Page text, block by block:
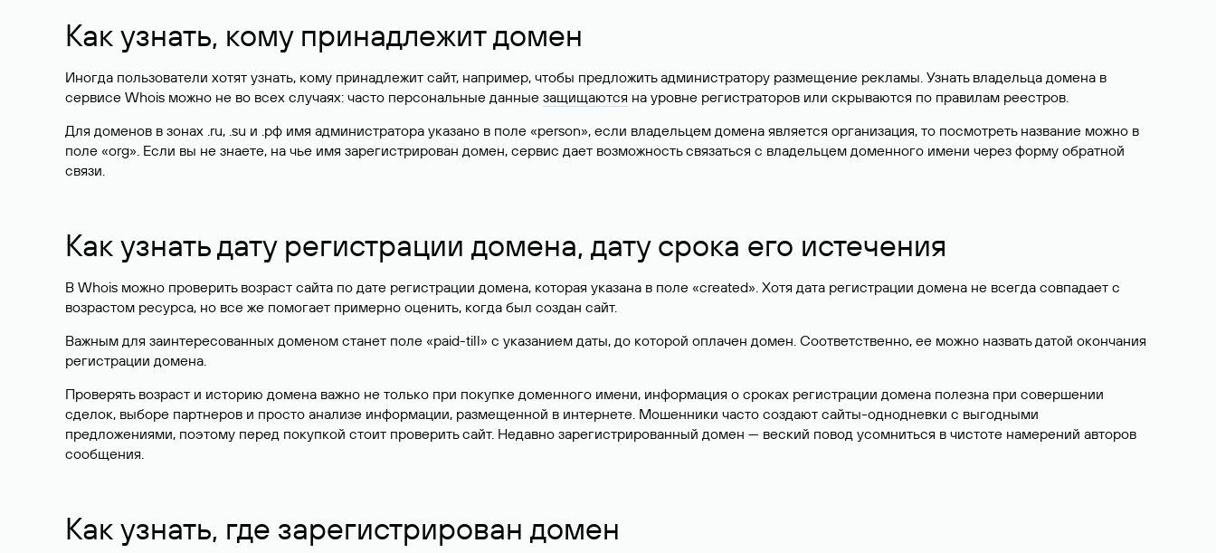
Как узнать, кому принадлежит домен
Иногда пользователи хотят узнать, кому принадлежит сайт, например, чтобы предложить администратору размещение рекламы. Узнать владельца домена в
сервисе Whois можно не во всех случаях: часто персональные данные защищаются на уровне регистраторов или скрываются по правилам реестров.
Для доменов в зонах .ru, .su и .рф имя администратора указано в поле «person», если владельцем домена является организация, то посмотреть название можно в
поле «org». Если вы не знаете, на чье имя зарегистрирован домен, сервис дает возможность связаться с владельцем доменного имени через форму обратной
связи.
Как узнать дату регистрации домена, дату срока его истечения
В Whois можно проверить возраст сайта по дате регистрации домена, которая указана в поле «created». Хотя дата регистрации домена не всегда совпадает с
возрастом ресурса, но все же помогает примерно оценить, когда был создан сайт.
Важным для заинтересованных доменом станет поле «paid-till» с указанием даты, до которой оплачен домен. Соответственно, ее можно назвать датой окончания
регистрации домена.
Проверять возраст и историю домена важно не только при покупке доменного имени, информация о сроках регистрации домена полезна при совершении
сделок, выборе партнеров и просто анализе информации, размещенной в интернете. Мошенники часто создают сайты-однодневки с выгодными
предложениями, поэтому перед покупкой стоит проверить сайт. Недавно зарегистрированный домен — веский повод усомниться в чистоте намерений авторов
сообщения.
Как узнать, где зарегистрирован домен